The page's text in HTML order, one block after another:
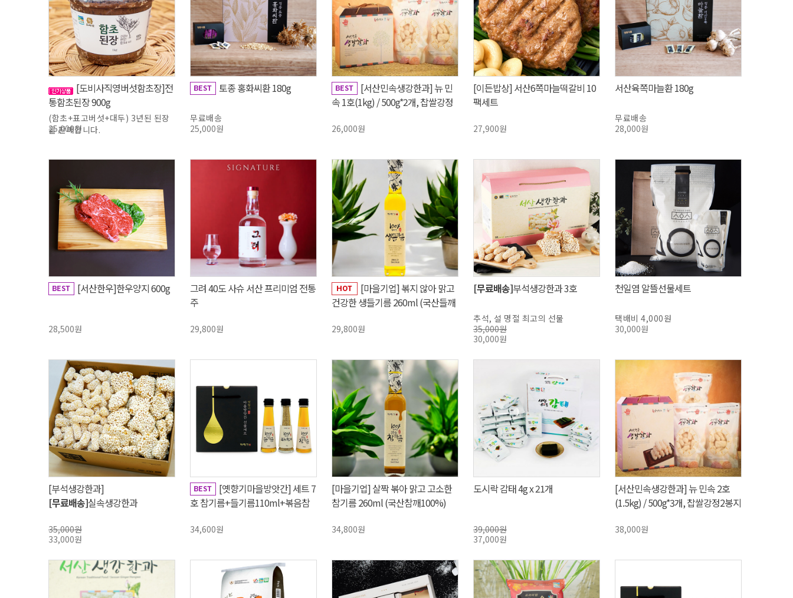
[도비사직영버섯함초장]전
통함초된장 900g
(함초+표고버섯+대두) 3년된 된장
을 판매합니다.
25,000원
토종 홍화씨환 180g
무료배송
25,000원
[서산민속생강한과] 뉴 민
속 1호(1kg) / 500g*2개, 찹쌀강정
26,000원
[이든밥상] 서산6쪽마늘떡갈비 10
팩세트
27,900원
서산육쪽마늘환 180g
무료배송
28,000원
[서산한우]한우양지 600g
28,500원
그려 40도 사슈 서산 프리미엄 전통
주
29,800원
[마을기업] 볶지 않아 맑고
건강한 생들기름 260ml (국산들깨
29,800원
[무료배송]부석생강한과 3호
추석, 설 명절 최고의 선물
35,000원
30,000원
천일염 알뜰선물세트
택배비 4,000원
30,000원
[부석생강한과]
[무료배송]실속생강한과
35,000원
33,000원
[옛향기마을방앗간] 세트 7
호 참기름+들기름110ml+볶음참
34,600원
[마을기업] 살짝 볶아 맑고 고소한
참기름 260ml (국산참깨100%)
34,800원
도시락 감태 4g x 21개
39,000원
37,000원
[서산민속생강한과] 뉴 민속 2호
(1.5kg) / 500g*3개, 찹쌀강정2봉지
38,000원